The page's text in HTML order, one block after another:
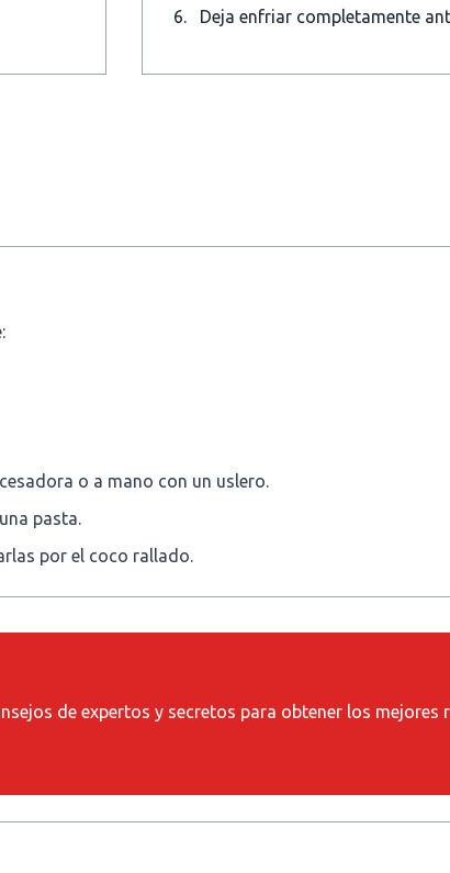
Deja enfriar completamente
o a mano con un uslero.
pasta.
por el coco rallado.
de expertos y secretos para obtener los mejores